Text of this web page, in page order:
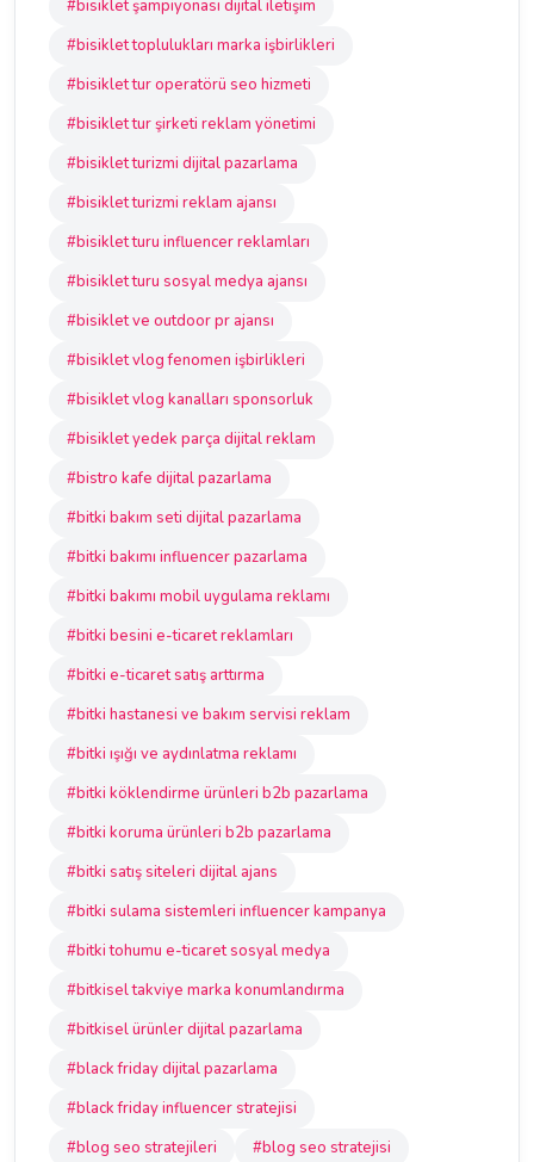
#bisiklet şampiyonası dijital iletişim
#bisiklet toplulukları marka işbirlikleri
#bisiklet tur operatörü seo hizmeti
#bisiklet tur şirketi reklam yönetimi
#bisiklet turizmi dijital pazarlama
#bisiklet turizmi reklam ajansı
#bisiklet turu influencer reklamları
#bisiklet turu sosyal medya ajansı
#bisiklet ve outdoor pr ajansı
#bisiklet vlog fenomen işbirlikleri
#bisiklet vlog kanalları sponsorluk
#bisiklet yedek parça dijital reklam
#bistro kafe dijital pazarlama
#bitki bakım seti dijital pazarlama
#bitki bakımı influencer pazarlama
#bitki bakımı mobil uygulama reklamı
#bitki besini e-ticaret reklamları
#bitki e-ticaret satış arttırma
#bitki hastanesi ve bakım servisi reklam
#bitki ışığı ve aydınlatma reklamı
#bitki köklendirme ürünleri b2b pazarlama
#bitki koruma ürünleri b2b pazarlama
#bitki satış siteleri dijital ajans
#bitki sulama sistemleri influencer kampanya
#bitki tohumu e-ticaret sosyal medya
#bitkisel takviye marka konumlandırma
#bitkisel ürünler dijital pazarlama
#black friday dijital pazarlama
#black friday influencer stratejisi
#blog seo stratejileri
#blog seo stratejisi